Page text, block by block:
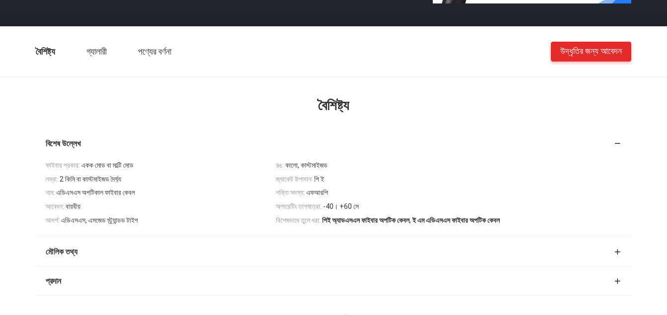
বৈশিষ্ট্য গ্যালারী পণ্যের বর্ণনা উদ্ধৃতির জন্য আবেদন
বৈশিষ্ট্য
বিশেষ উল্লেখ
ফাইবার প্রকার: একক মোড বা মাল্টি মোড রঙ: কালো, কাস্টমাইজড
লম্বা: 2 কিমি বা কাস্টমাইজড দৈর্ঘ্য জ্যাকেট উপাদান: পি ই
নাম: এডিএসএস অপটিকাল ফাইবার কেবল শক্তি সদস্য: এফআরপি
আবেদন: বায়বীয় অপারেটিং তাপমাত্রা: -40। +60 সে
আদর্শ: এডিএসএস, এসজেড স্ট্র্যান্ডড টাইপ বিশেষভাবে তুলে ধরা: পিই অ্যাডএসএস ফাইবার অপটিক কেবল,ই এম এডিএসএস ফাইবার অপটিক কেবল
মৌলিক তথ্য
প্রদান